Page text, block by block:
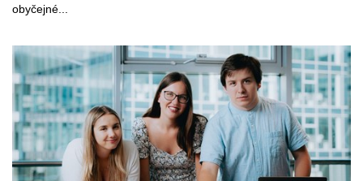
obyčejné...